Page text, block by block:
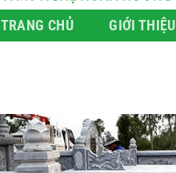
TRANG CHỦ GIỚI THIỆU